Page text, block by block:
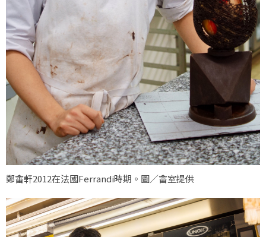
鄭畬軒2012在法國Ferrandi時期。圖／畬室提供